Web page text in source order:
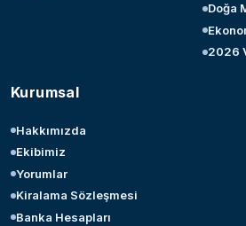
Doğa
2026
Kurumsal
Hakkımızda
Ekibimiz
Yorumlar
Kiralama Sözleşmesi
Banka Hesapları